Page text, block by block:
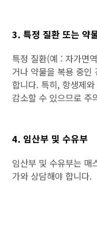
3. 특정 질환 또는 약
특정 질환(예 : 자가면
거나 약물을 복용 중인
합니다. 특히, 항생제
감소할 수 있으므로 주
4. 임산부 및 수유부
임산부 및 수유부는 매
가와 상담해야 합니다.